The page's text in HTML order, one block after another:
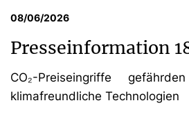
08/06/2026
Presseinformation
CO₂-Preiseingriffe
klimafreundliche Technologien